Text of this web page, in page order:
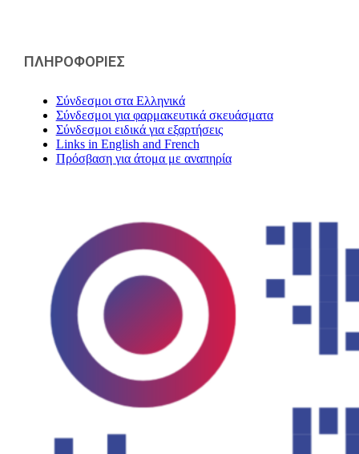
ΠΛΗΡΟΦΟΡΙΕΣ
Σύνδεσμοι στα Ελληνικά
Σύνδεσμοι για φαρμακευτικά σκευάσματα
Σύνδεσμοι ειδικά για εξαρτήσεις
Links in English and French
Πρόσβαση για άτομα με αναπηρία